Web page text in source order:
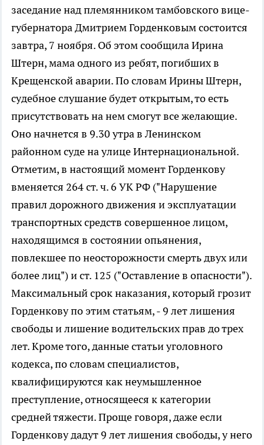
заседание над племянником тамбовского вице-
губернатора Дмитрием Горденковым состоится
завтра, 7 ноября. Об этом сообщила Ирина
Штерн, мама одного из ребят, погибших в
Крещенской аварии. По словам Ирины Штерн,
судебное слушание будет открытым, то есть
присутствовать на нем смогут все желающие.
Оно начнется в 9.30 утра в Ленинском
районном суде на улице Интернациональной.
Отметим, в настоящий момент Горденкову
вменяется 264 ст. ч. 6 УК РФ ("Нарушение
правил дорожного движения и эксплуатации
транспортных средств совершенное лицом,
находящимся в состоянии опьянения,
повлекшее по неосторожности смерть двух или
более лиц") и ст. 125 ("Оставление в опасности").
Максимальный срок наказания, который грозит
Горденкову по этим статьям, - 9 лет лишения
свободы и лишение водительских прав до трех
лет. Кроме того, данные статьи уголовного
кодекса, по словам специалистов,
квалифицируются как неумышленное
преступление, относящееся к категории
средней тяжести. Проще говоря, даже если
Горденкову дадут 9 лет лишения свободы, у него